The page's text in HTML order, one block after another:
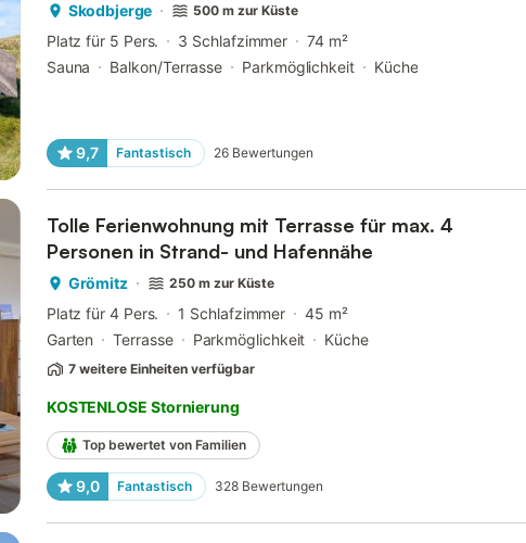
Skodbjerge 500 m zur Küste
Platz für 5 Pers. 3 Schlafzimmer
74 m²
Sauna
Balkon/Terrasse Parkmöglichkeit Küche
9,7 Fantastisch 26 Bewertungen
Tolle Ferienwohnung mit Terrasse für max. 4
Personen in Strand- und Hafennähe
Grömitz 250 m zur Küste
Platz für 4 Pers. 1 Schlafzimmer
45 m²
Garten
Terrasse Parkmöglichkeit Küche
7 weitere Einheiten verfügbar
KOSTENLOSE Stornierung
Top bewertet von Familien
9,0 Fantastisch 328 Bewertungen